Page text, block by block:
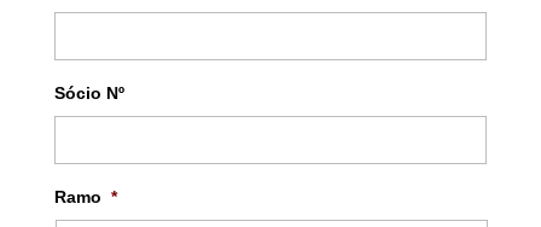
Sócio Nº
Ramo *